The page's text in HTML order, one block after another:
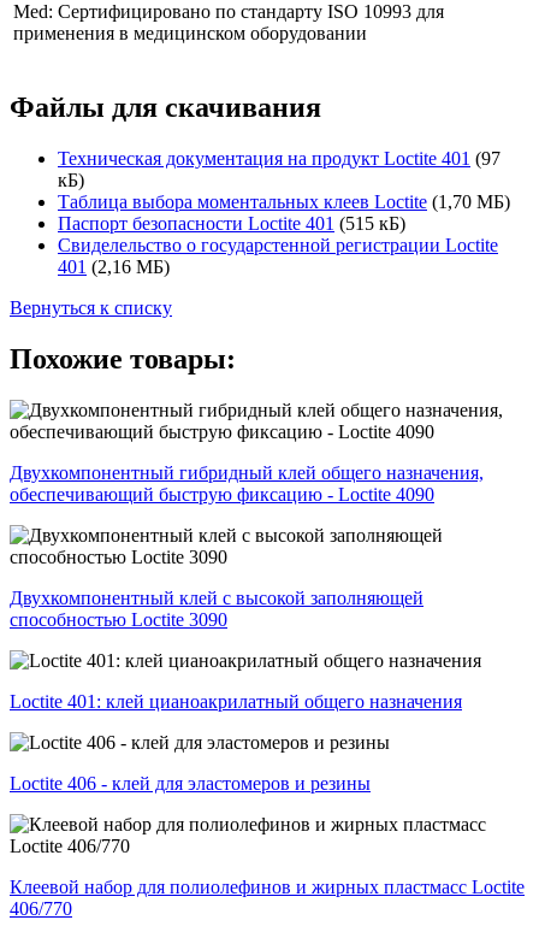
Med: Сертифицировано по стандарту ISO 10993 для
применения в медицинском оборудовании
Файлы для скачивания
Техническая документация на продукт Loctite 401 (97
кБ)
Таблица выбора моментальных клеев Loctite (1,70 МБ)
Паспорт безопасности Loctite 401 (515 кБ)
Свиделельство о государстенной регистрации Loctite
401 (2,16 МБ)
Вернуться к списку
Похожие товары:
Двухкомпонентный гибридный клей общего назначения,
обеспечивающий быструю фиксацию - Loctite 4090
Двухкомпонентный клей с высокой заполняющей
способностью Loctite 3090
Loctite 401: клей цианоакрилатный общего назначения
Loctite 406 - клей для эластомеров и резины
Клеевой набор для полиолефинов и жирных пластмасс Loctite
406/770